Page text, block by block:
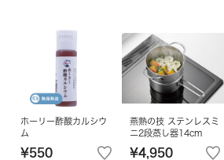
ホーリー酢酸カルシウ
ム
¥550
燕熟の技 ステンレスミ
ニ2段蒸し器14cm
¥4,950